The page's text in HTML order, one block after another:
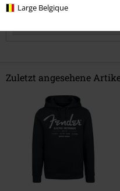
Large Belgique
Zuletzt angesehene